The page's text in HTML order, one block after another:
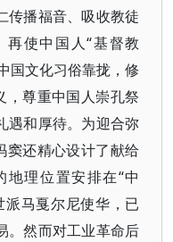
传播福音、吸收教徒
再使中国人“基督教
国文化习俗靠拢，修
，尊重中国人崇孔祭
遇和厚待。为迎合弥
窦还精心设计了献给
理位置安排在“中
马戛尔尼使华，已
。然而对工业革命后